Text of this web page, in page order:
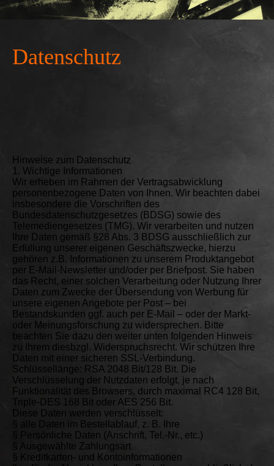
Datenschutz
Hinweise zum Datenschutz
1. Wichtige Informationen
Wir erheben im Rahmen der Vertragsabwicklung
personenbezogene Daten von Ihnen. Wir beachten dabei
insbesondere die Vorschriften des
Bundesdatenschutzgesetzes (BDSG) sowie des
Telemediengesetzes (TMG). Wir verarbeiten und nutzen
Ihre Daten gemäß §28 Abs. 3 BDSG ausschließlich zur
Erfüllung unserer eigenen Geschäftszwecke, hierzu
gehören z.B. Informationen zu unserem Produktangebot
per E-Mail-Newsletter und/oder per Briefpost. Sie haben
das Recht, einer solchen Verarbeitung oder Nutzung Ihrer
Daten zum Zwecke der Übersendung von Werbung für
unsere eigenen Angebote per Post – bei
Bestandskunden ggf. auch per E-Mail – oder der Markt-
oder Meinungsforschung zu widersprechen. Bitte
beachten Sie dazu den weiter unten folgenden Hinweis
zu Ihrem diesbzgl. Widerspruchsrecht. Wir schützen Ihre
Daten mit einer sicheren SSL-Verbindung.
Schlüssellänge: RSA 2048 Bit/128 Bit. Die
Verschlüsselung der Nutzdaten erfolgt, je nach
Funktionalität des Browsers, durch maximal RC4 128 Bit,
Triple-DES 168 Bit oder AES 256 Bit.
Diese Daten werden verschlüsselt:
§ alle Daten im Bestellablauf, z. B. Ihre
§ Persönliche Daten (Anschrift, Tel.-Nr., etc.)
§ Ausgewählte Zahlungsart
§ Kreditkarten- und Kontoinformationen